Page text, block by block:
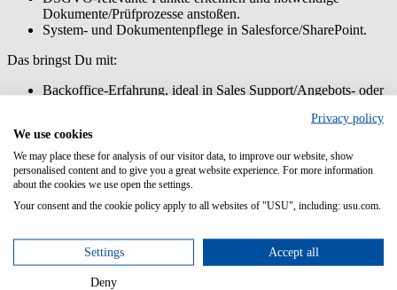
Dokumente/Prüfprozesse anstoßen.
System- und Dokumentenpflege in Salesforce/SharePoint.
Das bringst Du mit:
Backoffice-Erfahrung, ideal in Sales Support/Angebots- oder
Klare Kommunikation und Abstimmungsstärke.
CRM-Erfahrung, idealerweise Salesforce; Reporting/BI von
Vorteil.
Ausbildung mit kaufmännischem Hintergrund.
Deutsch und Englisch sicher in Wort und Schrift.
Individuelle Weiterbildung im Weiterbildungsprogramm U
Step Up!
Privacy policy
We use cookies
We may place these for analysis of our visitor data, to improve our website, show
personalised content and to give you a great website experience. For more information
about the cookies we use open the settings.
Your consent and the cookie policy apply to all websites of "USU", including: usu.com.
Settings Accept all
Deny